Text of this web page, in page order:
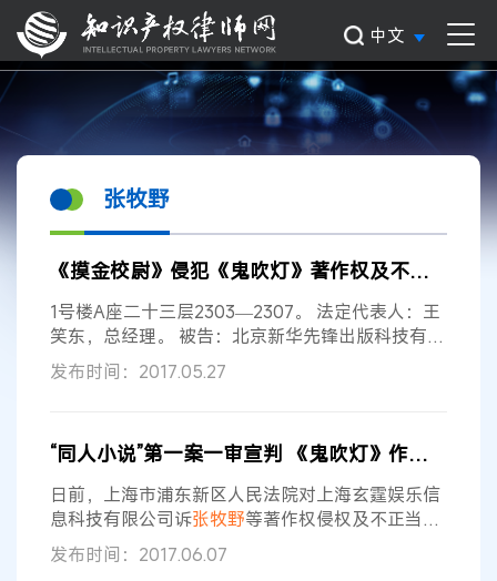
中文
张牧野
《摸金校尉》侵犯《鬼吹灯》著作权及不正当竞争案判决书
1号楼A座二十三层2303—2307。 法定代表人：王
笑东，总经理。 被告：北京新华先锋出版科技有限
公司，住所地：北京市海淀区蓝靛厂5-12G。 法定
代表人：王笑东，总经理。 被告：群言出版社，住
公司，住所地：上海市浦东新区高桥镇石家街127
－131号。 法定代表人：诸巍，执行董事。 被告：
张牧野 （笔名天下
发布时间：2017.05.27
“同人小说”第一案一审宣判 《鬼吹灯》作者可使用同人要素写新小说
日前，上海市浦东新区人民法院对上海玄霆娱乐信
息科技有限公司诉张牧野等著作权侵权及不正当竞
争纠纷一案作出一审判决。 《鬼吹灯》系列作品的
作者是 张牧野，笔名叫“天下霸唱”。10年前，他签
发布时间：2017.06.07